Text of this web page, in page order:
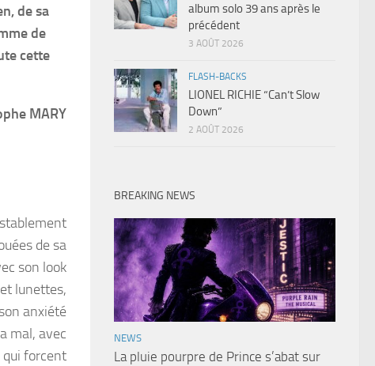
de sa
de
cette
MARY
de sa
son look
lunettes,
anxiété
mal, avec
qui forcent
album solo 39 ans après le
précédent
3 AOÛT 2026
FLASH-BACKS
LIONEL RICHIE “Can’t Slow
Down”
2 AOÛT 2026
BREAKING NEWS
NEWS
La pluie pourpre de Prince s’abat sur